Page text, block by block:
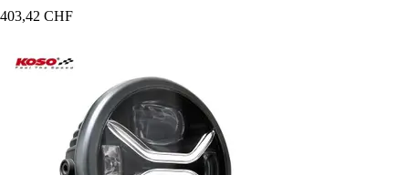
403,42 CHF